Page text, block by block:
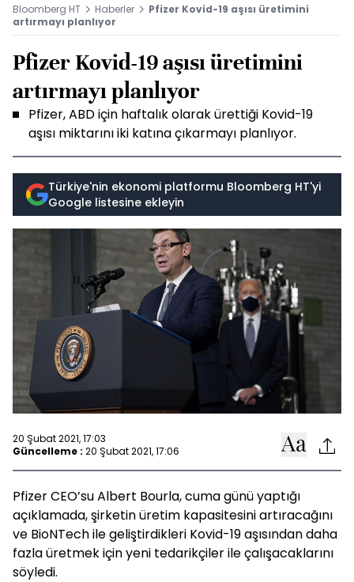
Bloomberg HT Haberler
Pfizer Kovid-19 aşısı üretimini
artırmayı planlıyor
Pfizer Kovid-19 aşısı üretimini
artırmayı planlıyor
Pfizer, ABD için haftalık olarak ürettiği Kovid-19
aşısı miktarını iki katına çıkarmayı planlıyor.
Türkiye'nin ekonomi platformu Bloomberg HT'yi
Google listesine ekleyin
20 Şubat 2021, 17:03
Güncelleme : 20 Şubat 2021, 17:06
Pfizer CEO’su Albert Bourla, cuma günü yaptığı
açıklamada, şirketin üretim kapasitesini artıracağını
ve BioNTech ile geliştirdikleri Kovid-19 aşısından daha
fazla üretmek için yeni tedarikçiler ile çalışacaklarını
söyledi.